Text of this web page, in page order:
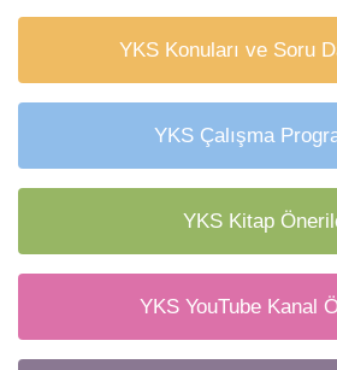
YKS Konuları ve Soru
YKS Çalışma
YKS Kitap
YKS YouTube Kanal